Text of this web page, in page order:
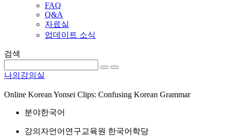
FAQ
Q&A
자료실
업데이트 소식
검색
나의강의실
Online Korean Yonsei Clips: Confusing Korean Grammar
분야한국어
강의자언어연구교육원 한국어학당